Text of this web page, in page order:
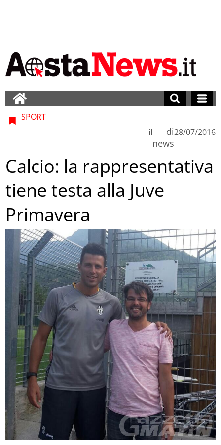
SPORT
di
news
il 28/07/2016
Calcio: la rappresentativa
tiene testa alla Juve
Primavera